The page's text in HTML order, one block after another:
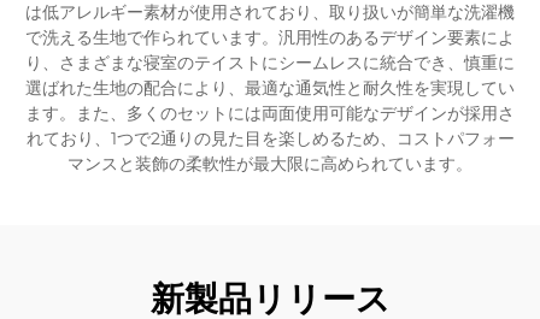
は低アレルギー素材が使用されており、取り扱いが簡単な洗濯機
で洗える生地で作られています。汎用性のあるデザイン要素によ
り、さまざまな寝室のテイストにシームレスに統合でき、慎重に
選ばれた生地の配合により、最適な通気性と耐久性を実現してい
ます。また、多くのセットには両面使用可能なデザインが採用さ
れており、1つで2通りの見た目を楽しめるため、コストパフォー
マンスと装飾の柔軟性が最大限に高められています。
新製品リリース